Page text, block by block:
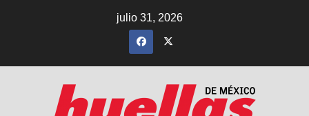
julio 31, 2026